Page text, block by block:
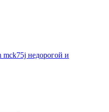
mck75j недорогой и